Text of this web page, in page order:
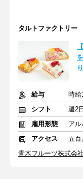
タルトファクトリー
給与
時給
シフト
週2
雇用形態
アル
アクセス
五百
青木フルーツ株式会